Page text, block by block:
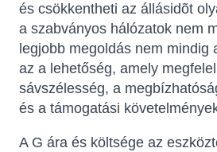
és csökkentheti az állásidõt
a szabványos hálózatok nem
legjobb megoldás nem mindig
az a lehetőség, amely
sávszélesség, a
és a támogatási
A G ára és költsége az